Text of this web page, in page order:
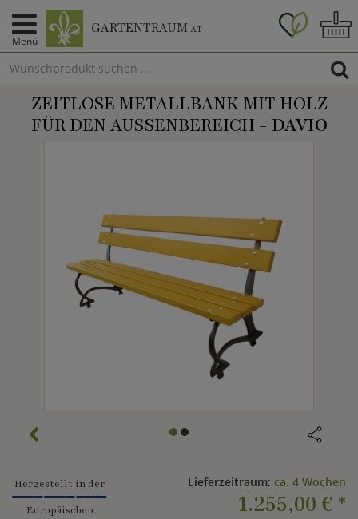
Menü
GARTENTRAUM.AT
ZEITLOSE METALLBANK MIT HOLZ
FÜR DEN AUSSENBEREICH - DAVIO
Hergestellt in der
Europäischen
Lieferzeitraum: ca. 4 Wochen
1.255,00 € *